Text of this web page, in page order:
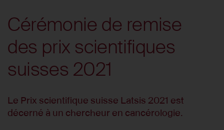
Cérémonie de remise
des prix scientifiques
suisses 2021
Le Prix scientifique suisse Latsis 2021 est
décerné à un chercheur en cancérologie.